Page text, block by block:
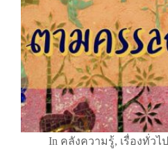
In คลังความรู้, เรื่องทั่วไป